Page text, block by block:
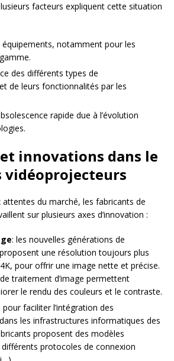
facteurs expliquent cette situation
équipements, notamment pour les
des différents types de
de leurs fonctionnalités par les
rapide due à l’évolution
innovations dans le
vidéoprojecteurs
du marché, les fabricants de
sur plusieurs axes d’innovation :
: les nouvelles générations de
une résolution toujours plus
pour offrir une image nette et précise.
traitement d’image permettent
le rendu des couleurs et le contraste.
pour faciliter l’intégration des
les infrastructures informatiques des
proposent des modèles
protocoles de connexion